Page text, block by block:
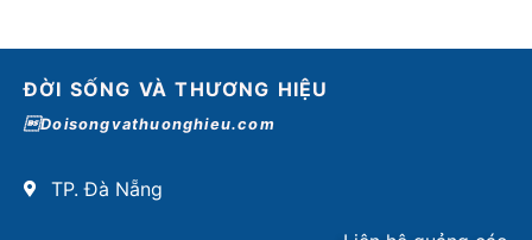
ĐỜI SỐNG VÀ THƯƠNG HIỆU
Doisongvathuonghieu.com
TP. Đà Nẵng